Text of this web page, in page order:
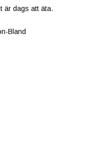
är dags att äta.
Bland